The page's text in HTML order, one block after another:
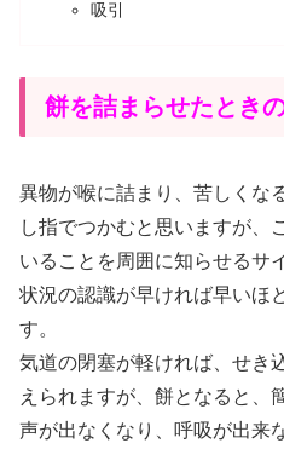
吸引
餅を詰まらせたとき
異物が喉に詰まり、苦しくな
し指でつかむと思いますが、
いることを周囲に知らせるサ
状況の認識が早ければ早いほ
す。
気道の閉塞が軽ければ、せき
えられますが、餅となると、
声が出なくなり、呼吸が出来